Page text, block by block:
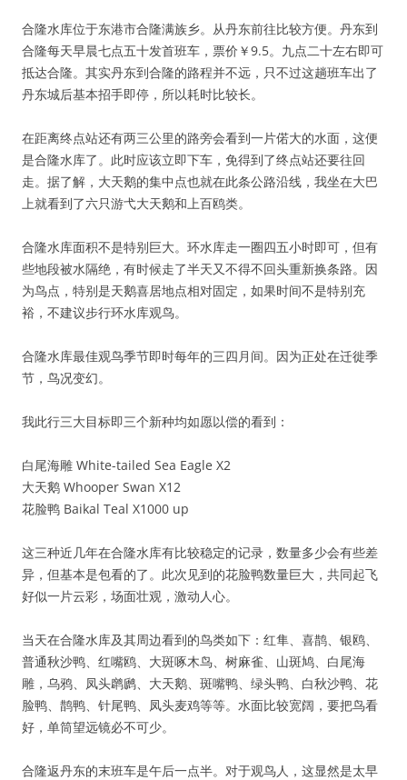
合隆水库位于东港市合隆满族乡。从丹东前往比较方便。丹东到
合隆每天早晨七点五十发首班车，票价￥9.5。九点二十左右即可
抵达合隆。其实丹东到合隆的路程并不远，只不过这趟班车出了
丹东城后基本招手即停，所以耗时比较长。
在距离终点站还有两三公里的路旁会看到一片偌大的水面，这便
是合隆水库了。此时应该立即下车，免得到了终点站还要往回
走。据了解，大天鹅的集中点也就在此条公路沿线，我坐在大巴
上就看到了六只游弋大天鹅和上百鸥类。
合隆水库面积不是特别巨大。环水库走一圈四五小时即可，但有
些地段被水隔绝，有时候走了半天又不得不回头重新换条路。因
为鸟点，特别是天鹅喜居地点相对固定，如果时间不是特别充
裕，不建议步行环水库观鸟。
合隆水库最佳观鸟季节即时每年的三四月间。因为正处在迁徙季
节，鸟况变幻。
我此行三大目标即三个新种均如愿以偿的看到：
白尾海雕 White-tailed Sea Eagle X2
大天鹅 Whooper Swan X12
花脸鸭 Baikal Teal X1000 up
这三种近几年在合隆水库有比较稳定的记录，数量多少会有些差
异，但基本是包看的了。此次见到的花脸鸭数量巨大，共同起飞
好似一片云彩，场面壮观，激动人心。
当天在合隆水库及其周边看到的鸟类如下：红隼、喜鹊、银鸥、
普通秋沙鸭、红嘴鸥、大斑啄木鸟、树麻雀、山斑鸠、白尾海
雕，乌鸦、凤头䴙䴘、大天鹅、斑嘴鸭、绿头鸭、白秋沙鸭、花
脸鸭、鹊鸭、针尾鸭、凤头麦鸡等等。水面比较宽阔，要把鸟看
好，单筒望远镜必不可少。
合隆返丹东的末班车是午后一点半。对于观鸟人，这显然是太早